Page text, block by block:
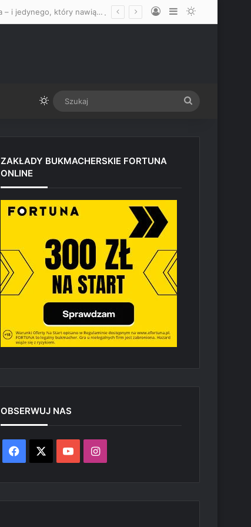
Debiut w UFC? Menadżer wskazał idealnego rywala dla Usmana Nurmagomedova – i jedynego, który nawiązałby z nim walkę Log InSidebarSwitch skin
Switch skin
ZAKŁADY BUKMACHERSKIE FORTUNA
ONLINE
OBSERWUJ NAS
Facebook YouTubeInstagram